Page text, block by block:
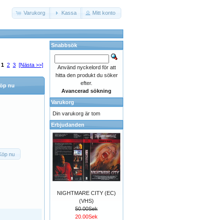
Varukorg Kassa Mitt konto
1 2 3 [Nästa >>]
nu
nu
Snabbsök
Använd nyckelord för att
hitta den produkt du söker
efter.
Avancerad sökning
Varukorg
Din varukorg är tom
Erbjudanden
NIGHTMARE CITY (EC)
(VHS)
50.00Sek
20.00Sek